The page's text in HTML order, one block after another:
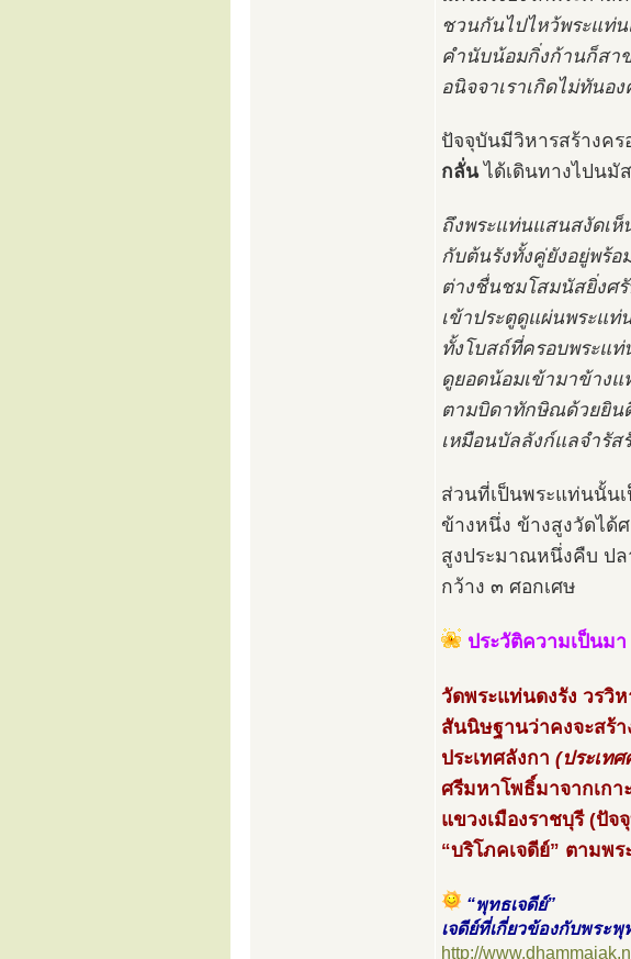
ชวนกันไปไหว้พระแท่
คำนับน้อมกิ่งก้านก็สา
อนิจจาเราเกิดไม่ทันอง
ปัจจุบันมีวิหารสร้างค
กลั่นได้เดินทางไปนมั
ถึงพระแท่นแสนสงัดเห็
กับต้นรังทั้งคู่ยังอยู่พร้อ
ต่างชื่นชมโสมนัสยิ่งศ
เข้าประตูดูแผ่นพระแท่
ทั้งโบสถ์ที่ครอบพระแ
ดูยอดน้อมเข้ามาข้าง
ตามบิดาทักษิณด้วยยิน
เหมือนบัลลังก์แลจำรัส
ส่วนที่เป็นพระแท่นนั้น
ข้างหนึ่ง ข้างสูงวัดได้
สูงประมาณหนึ่งคืบ ปล
กว้าง ๓ ศอกเศษ
ประวัติความเป็นมา
วัดพระแท่นดงรัง วรวิ
สันนิษฐานว่าคงจะสร้
ประเทศลังกา (ประเท
ศรีมหาโพธิ์มาจากเกา
แขวงเมืองราชบุรี (ปั
“บริโภคเจดีย์” ตามพ
“พุทธเจดีย์”
เจดีย์ที่เกี่ยวข้องกับพระพุ
http://